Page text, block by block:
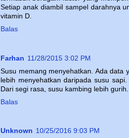
Setiap anak diambil sampel darahnya
vitamin D.
Balas
Farhan 11/28/2015 3:02 PM
Susu memang menyehatkan. Ada data
lebih menyehatkan daripada susu
Dari segi rasa, susu kambing lebih gurih.
Balas
Unknown 10/25/2016 9:03 PM